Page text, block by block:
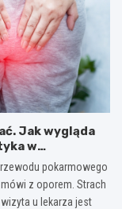
Jak wygląda
w
pokarmowego
z oporem. Strach
u lekarza jest